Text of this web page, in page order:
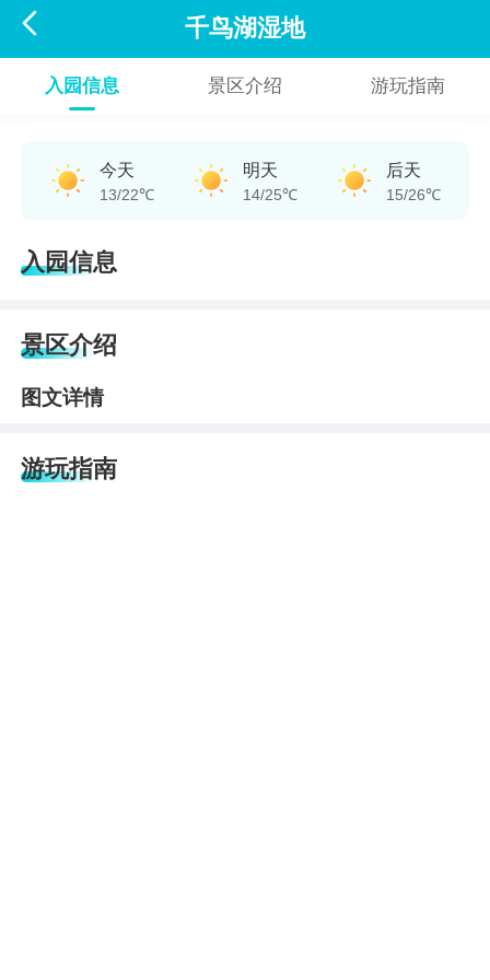
 千鸟湖湿地
入园信息 景区介绍 游玩指南
今天
13/22℃
明天
14/25℃
后天
15/26℃
入园信息
景区介绍
图文详情
游玩指南